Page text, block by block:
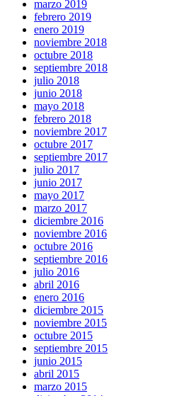
marzo 2019
febrero 2019
enero 2019
noviembre 2018
octubre 2018
septiembre 2018
julio 2018
junio 2018
mayo 2018
febrero 2018
noviembre 2017
octubre 2017
septiembre 2017
julio 2017
junio 2017
mayo 2017
marzo 2017
diciembre 2016
noviembre 2016
octubre 2016
septiembre 2016
julio 2016
abril 2016
enero 2016
diciembre 2015
noviembre 2015
octubre 2015
septiembre 2015
junio 2015
abril 2015
marzo 2015